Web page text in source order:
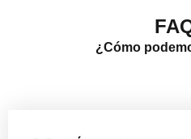
¿Cómo